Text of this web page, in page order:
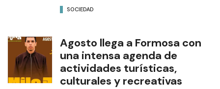
SOCIEDAD
Agosto llega a Formosa con
una intensa agenda de
actividades turísticas,
culturales y recreativas